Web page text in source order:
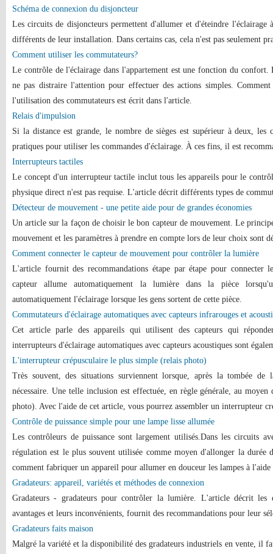
Schéma de connexion du disjoncteur
Les circuits de disjoncteurs permettent d'allumer et d'éteindre l'éclairage
différents de leur installation. Dans certains cas, cela n'est pas seulement
Comment utiliser les commutateurs?
Le contrôle de l'éclairage dans l'appartement est une fonction du
ne pas distraire l'attention pour effectuer des actions simples.
l'utilisation des commutateurs est écrit dans l'article.
Relais d'impulsion
Si la distance est grande, le nombre de sièges est supérieur à deux, les
pratiques pour utiliser les commandes d'éclairage. À ces fins, il est
Interrupteurs tactiles
Le concept d'un interrupteur tactile inclut tous les appareils pour le
physique direct n'est pas requise. L'article décrit différents types de
Détecteur de mouvement - une petite aide pour de grandes économies
Un article sur la façon de choisir le bon capteur de mouvement. Le
mouvement et les paramètres à prendre en compte lors de leur choix sont
Comment connecter le capteur de mouvement pour contrôler la lumière
L'article fournit des recommandations étape par étape pour connecter
capteur allume automatiquement la lumière dans la pièce
automatiquement l'éclairage lorsque les gens sortent de cette pièce.
Commutateurs d'éclairage automatiques avec capteurs infrarouges et
Cet article parle des appareils qui utilisent des capteurs qui
interrupteurs d'éclairage automatiques avec capteurs acoustiques sont
L'interrupteur crépusculaire le plus simple (relais photo)
Très souvent, des situations surviennent lorsque, après la tombée
nécessaire. Une telle inclusion est effectuée, en règle générale, au
photo). Avec l'aide de cet article, vous pourrez assembler un interrupteur
Contrôle de puissance simple pour une lampe lisse allumée
Les contrôleurs de puissance sont largement utilisés.Dans les circuits
régulation est le plus souvent utilisée comme moyen d'allonger la
comment fabriquer un appareil pour allumer en douceur les lampes à
Gradateurs: appareil, variétés et méthodes de connexion
Gradateurs - gradateurs pour contrôler la lumière. L'article décrit les
avantages et leurs inconvénients, fournit des recommandations pour leur
Gradateurs faits maison
Malgré la variété et la disponibilité des gradateurs industriels en vente, il